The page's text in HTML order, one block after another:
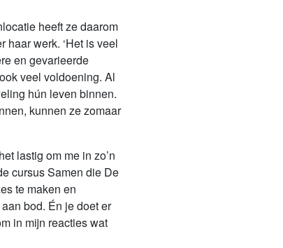
heeft ze daarom
werk. ‘Het is veel
en gevarieerde
veel voldoening. Al
hún leven binnen.
kunnen ze zomaar
lastig om me in zo’n
cursus Samen die De
te maken en
bod. Én je doet er
in mijn reacties wat